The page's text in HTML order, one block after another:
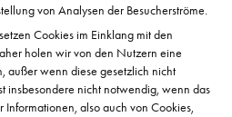
von Analysen der Besucherströme.
Cookies im Einklang mit den
holen wir von den Nutzern eine
außer wenn diese gesetzlich nicht
insbesondere nicht notwendig, wenn das
Informationen, also auch von Cookies,